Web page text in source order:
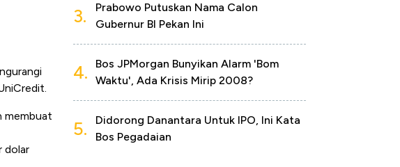
membuat
dolar
3.
Prabowo Putuskan Nama Calon
Gubernur BI Pekan Ini
4.
Bos JPMorgan Bunyikan Alarm 'Bom
Waktu', Ada Krisis Mirip 2008?
5.
Didorong Danantara Untuk IPO, Ini Kata
Bos Pegadaian